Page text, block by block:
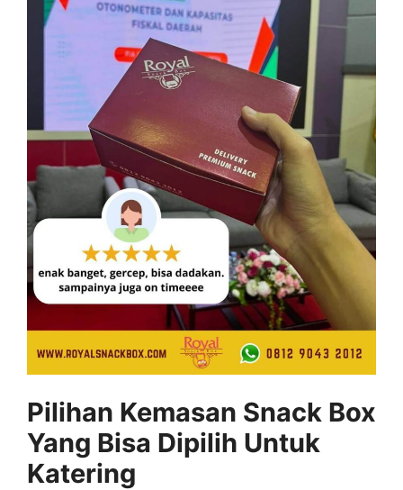
Pilihan Kemasan Snack Box
Yang Bisa Dipilih Untuk
Katering